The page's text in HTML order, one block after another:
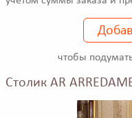
чтобы
Столик AR